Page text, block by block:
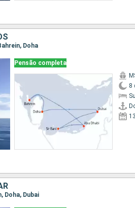
Doha
Pensão completa
8
Doha, Dubai